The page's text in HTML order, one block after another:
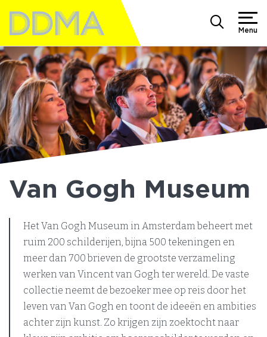
Menu
Van Gogh Museum
Het Van Gogh Museum in Amsterdam beheert met
ruim 200 schilderijen, bijna 500 tekeningen en
meer dan 700 brieven de grootste verzameling
werken van Vincent van Gogh ter wereld. De vaste
collectie neemt de bezoeker mee op reis door het
leven van Van Gogh en toont de ideeën en ambities
achter zijn kunst. Zo krijgen zijn zoektocht naar